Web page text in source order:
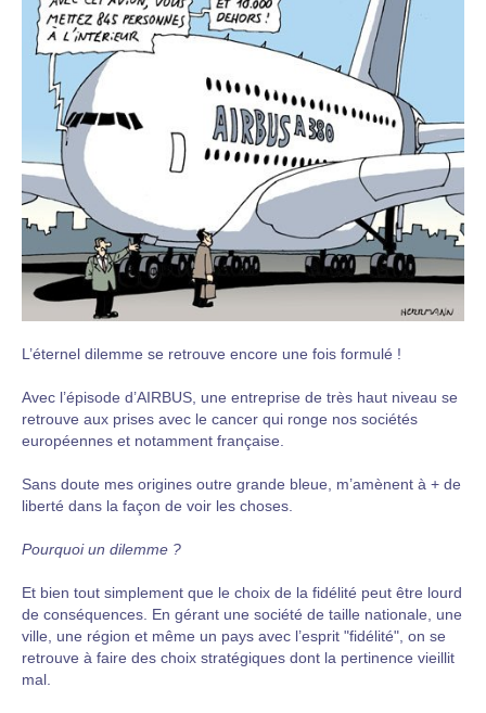
L’éternel dilemme se retrouve encore une fois formulé !
Avec l’épisode d’AIRBUS, une entreprise de très haut niveau se
retrouve aux prises avec le cancer qui ronge nos sociétés
européennes et notamment française.
Sans doute mes origines outre grande bleue, m’amènent à + de
liberté dans la façon de voir les choses.
Pourquoi un dilemme ?
Et bien tout simplement que le choix de la fidélité peut être lourd
de conséquences. En gérant une société de taille nationale, une
ville, une région et même un pays avec l’esprit "fidélité", on se
retrouve à faire des choix stratégiques dont la pertinence vieillit
mal.